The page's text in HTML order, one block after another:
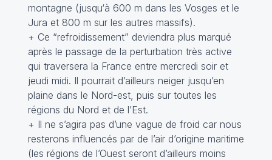
montagne (jusqu‘à 600 m dans les Vosges et le
Jura et 800 m sur les autres massifs).
+ Ce “refroidissement” deviendra plus marqué
après le passage de la perturbation très active
qui traversera la France entre mercredi soir et
jeudi midi. Il pourrait d’ailleurs neiger jusqu’en
plaine dans le Nord-est, puis sur toutes les
régions du Nord et de l’Est.
+ Il ne s’agira pas d’une vague de froid car nous
resterons influencés par de l’air d’origine maritime
(les régions de l’Ouest seront d’ailleurs moins